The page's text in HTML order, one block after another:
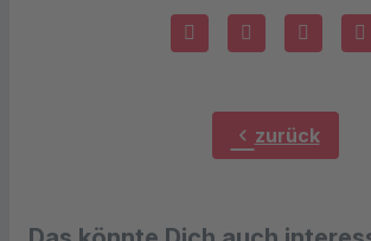
chevron_left zurück